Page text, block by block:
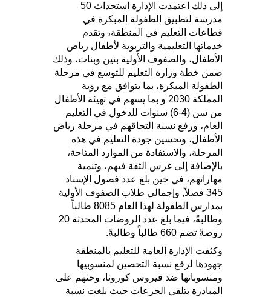
إلى ذلك اعتمدت الإدارة استحداث 50
مدرسة لتطبيق الطفولة المبكرة في
قطاعات التعليم في المنطقة، وتقدم
خدماتها التعليمية والتربوية لأطفال رياض
الأطفال، والصفوف الأولية بنين وبنات، وذلك
ضمن خطة وزارة التعليم للتوسع في مرحلة
الطفولة المبكرة، بما يتوافق مع رؤية
المملكة 2030 و بما يسهم في تهيئة الأطفال
من سن (4-6) سنوات للدخول في التعليم
العام، ورفع نسبة التحاقهم في مرحلة رياض
الأطفال، وتحسين جودة التعليم في هذه
المرحلة، والاستفادة من الموارد المتاحة،
بالإضافة إلى غرس الثقة فيهم، وتنمية
مهاراتهم، في حين بلغ عدد فصول الإسناد
345 فصلاً, وإجمالي طلاب الصفوف الأولية
بمدارس الطفولة لهذا العام 8085 طالباً
وطالبةً، فيما بلغ عدد الروضات المحدثة 20
روضةً تضم 660 طالباً وطالبةً.
وكثفت الإدارة العامة للتعليم بالمنطقة
جهودها لرفع نسبة التحصين لمنسوبيها
ومنسوباتها ضد فيروس كورونا، وحثهم على
المبادرة بتلقي الجرعات حيث بلغت نسبة